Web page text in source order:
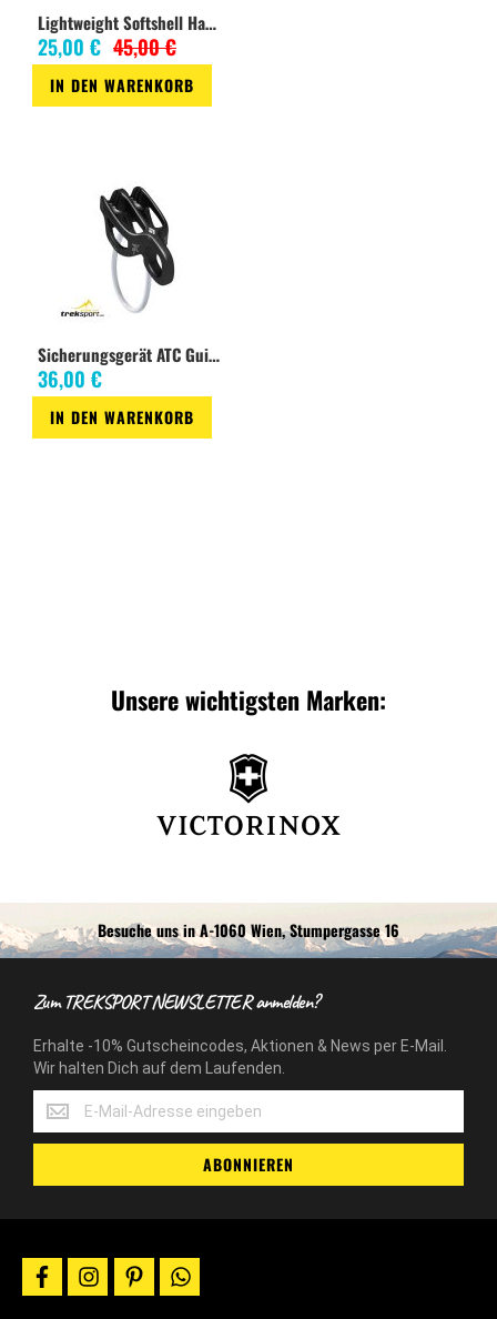
Lightweight Softshell Handschuhe, smoke
25,00 € 45,00 €
IN DEN WARENKORB
Sicherungsgerät ATC Guide black
36,00 €
IN DEN WARENKORB
Unsere wichtigsten Marken:
Besuche uns in A-1060 Wien, Stumpergasse 16
Zum TREKSPORT NEWSLETTER anmelden?
Erhalte -10% Gutscheincodes, Aktionen & News per E-Mail.
Wir halten Dich auf dem Laufenden.
Erhalte
-10%
Gutscheincodes,
&
E-
Mail.
Wir
ABONNIEREN
facebookinstagrampinterestwhatsapp